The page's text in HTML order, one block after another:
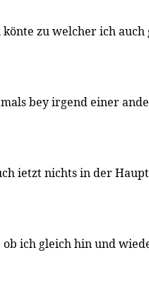
zu welcher ich auch
bey irgend einer
ietzt nichts in der
ich gleich hin und